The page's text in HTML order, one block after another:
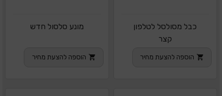
כבל מסולסל לטלפון
קצר
הוספה להצעת מחיר
מונע סלסול חדש
הוספה להצעת מחיר